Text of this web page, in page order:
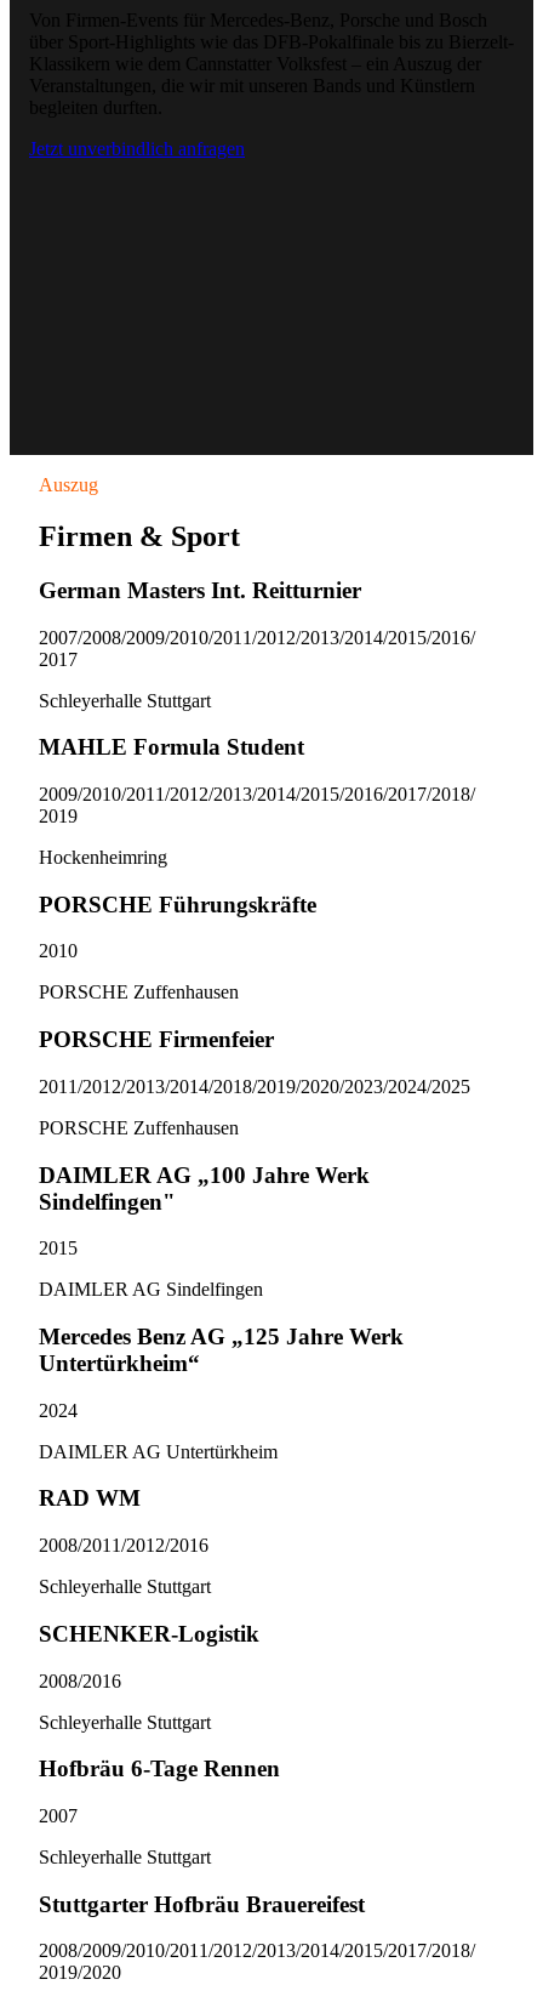
Von Firmen-Events für Mercedes-Benz, Porsche und Bosch
über Sport-Highlights wie das DFB-Pokalfinale bis zu Bierzelt-
Klassikern wie dem Cannstatter Volksfest – ein Auszug der
Veranstaltungen, die wir mit unseren Bands und Künstlern
begleiten durften.
Jetzt unverbindlich anfragen
Auszug
Firmen & Sport
German Masters Int. Reitturnier
2007/​2008/​2009/​2010/​2011/​2012/​2013/​2014/​2015/​2016/​
2017
Schleyerhalle Stuttgart
MAHLE Formula Student
2009/​2010/​2011/​2012/​2013/​2014/​2015/​2016/​2017/​2018/​
2019
Hockenheimring
PORSCHE Führungskräfte
2010
PORSCHE Zuffenhausen
PORSCHE Firmenfeier
2011/​2012/​2013/​2014/​2018/​2019/​2020/​2023/​2024/​2025
PORSCHE Zuffenhausen
DAIMLER AG „100 Jahre Werk
Sindelfingen"
2015
DAIMLER AG Sindelfingen
Mercedes Benz AG „125 Jahre Werk
Untertürkheim“
2024
DAIMLER AG Untertürkheim
RAD WM
2008/​2011/​2012/​2016
Schleyerhalle Stuttgart
SCHENKER-Logistik
2008/​2016
Schleyerhalle Stuttgart
Hofbräu 6-Tage Rennen
2007
Schleyerhalle Stuttgart
Stuttgarter Hofbräu Brauereifest
2008/​2009/​2010/​2011/​2012/​2013/​2014/​2015/​2017/​2018/​
2019/​2020